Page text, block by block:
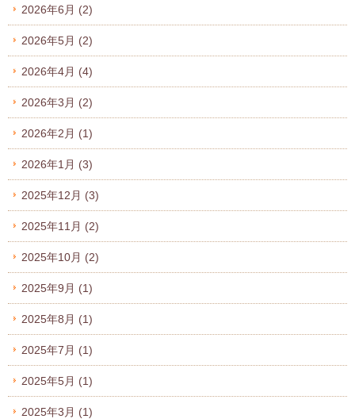
2026年6月 (2)
2026年5月 (2)
2026年4月 (4)
2026年3月 (2)
2026年2月 (1)
2026年1月 (3)
2025年12月 (3)
2025年11月 (2)
2025年10月 (2)
2025年9月 (1)
2025年8月 (1)
2025年7月 (1)
2025年5月 (1)
2025年3月 (1)